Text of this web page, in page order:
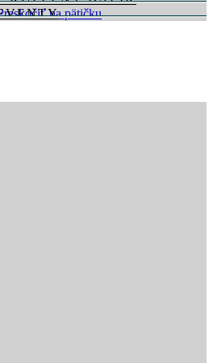
na pätičku